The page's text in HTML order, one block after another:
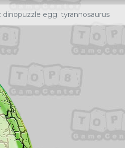
egg: tyrannosaurus